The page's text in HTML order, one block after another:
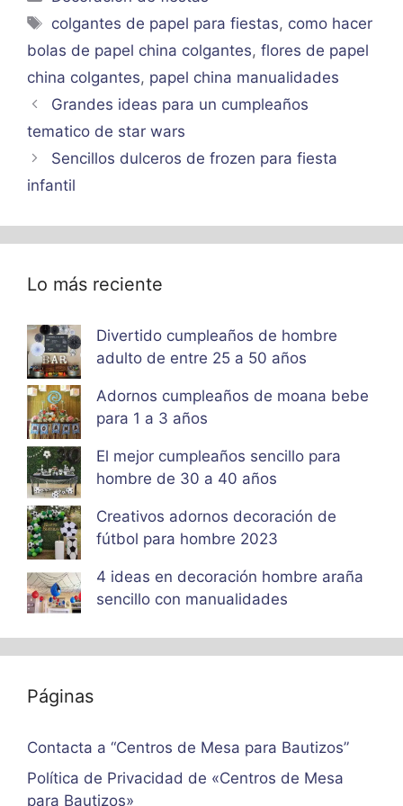
Etiquetas
colgantes de papel para fiestas, como hacer
bolas de papel china colgantes, flores de papel
china colgantes, papel china manualidades
Grandes ideas para un cumpleaños
tematico de star wars
Sencillos dulceros de frozen para fiesta
infantil
Lo más reciente
Divertido cumpleaños de hombre
adulto de entre 25 a 50 años
Adornos cumpleaños de moana bebe
para 1 a 3 años
El mejor cumpleaños sencillo para
hombre de 30 a 40 años
Creativos adornos decoración de
fútbol para hombre 2023
4 ideas en decoración hombre araña
sencillo con manualidades
Páginas
Contacta a “Centros de Mesa para Bautizos”
Política de Privacidad de «Centros de Mesa
para Bautizos»